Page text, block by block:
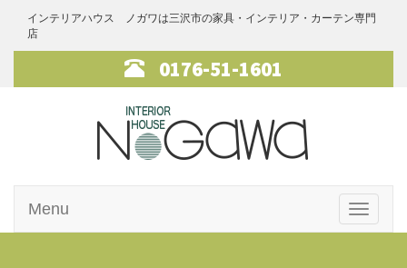
インテリアハウス ノガワは三沢市の家具・インテリア・カーテン専門
店
0176-51-1601
インテリアハ
Toggle
Menu